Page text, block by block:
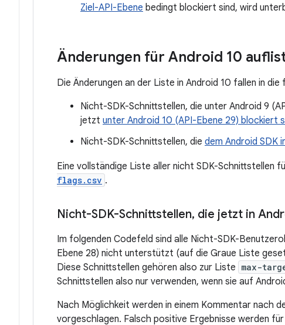
Ziel-API-Ebene bedingt blockiert sind, wird
Änderungen für Android 10
Die Änderungen an der Liste in Android 10 fallen in
Nicht-SDK-Schnittstellen, die unter Android 9
jetzt unter Android 10 (API-Ebene 29) blockiert
Nicht-SDK-Schnittstellen, die dem Android SDK
Eine vollständige Liste aller nicht SDK-Schnittstellen
flags.csv .
Nicht-SDK-Schnittstellen, die jetzt in
Im folgenden Codefeld sind alle Nicht-SDK-
Ebene 28) nicht unterstützt (auf die Graue Liste
Diese Schnittstellen gehören also zur Liste max-
Schnittstellen also nur verwenden, wenn sie auf
Nach Möglichkeit werden in einem Kommentar nach
vorgeschlagen. Falsch positive Ergebnisse werden